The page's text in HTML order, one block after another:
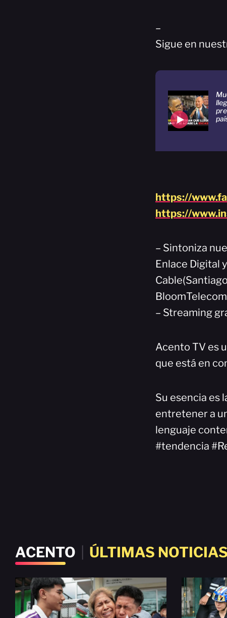
–
Sigue en
https://
https://
– Sintoniza
Enlace Digital
– Streaming
Acento TV es
que está en
Su esencia es
entretener a
lenguaje
#tendencia
ACENTO ÚLTIMAS NOTICIAS